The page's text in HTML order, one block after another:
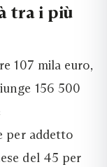
tra i più
107 mila euro,
156 500
per addetto
del 45 per